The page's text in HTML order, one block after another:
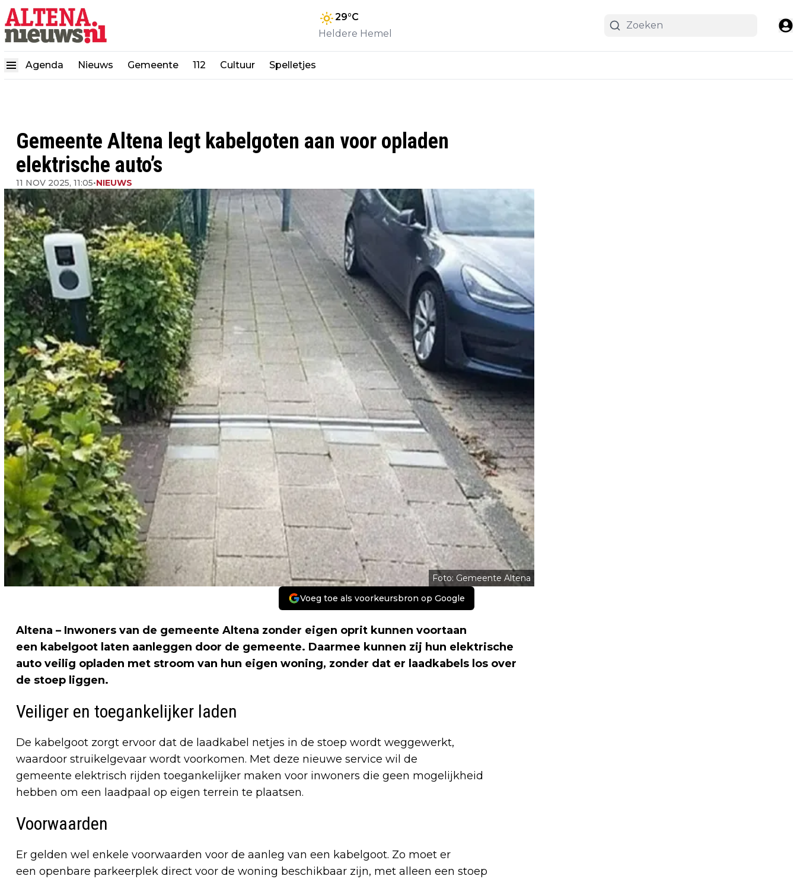
29°C
Heldere Hemel
Agenda Nieuws Gemeente 112 Cultuur Spelletjes
Gemeente Altena legt kabelgoten aan voor opladen
elektrische auto’s
11 NOV 2025, 11:05•NIEUWS
Foto: Gemeente Altena
Voeg toe als voorkeursbron op Google
Altena – Inwoners van de gemeente Altena zonder eigen oprit kunnen voortaan
een kabelgoot laten aanleggen door de gemeente. Daarmee kunnen zij hun elektrische
auto veilig opladen met stroom van hun eigen woning, zonder dat er laadkabels los over
de stoep liggen.
Veiliger en toegankelijker laden
De kabelgoot zorgt ervoor dat de laadkabel netjes in de stoep wordt weggewerkt,
waardoor struikelgevaar wordt voorkomen. Met deze nieuwe service wil de
gemeente elektrisch rijden toegankelijker maken voor inwoners die geen mogelijkheid
hebben om een laadpaal op eigen terrein te plaatsen.
Voorwaarden
Er gelden wel enkele voorwaarden voor de aanleg van een kabelgoot. Zo moet er
een openbare parkeerplek direct voor de woning beschikbaar zijn, met alleen een stoep